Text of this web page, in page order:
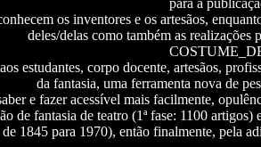
para a
os inventores e os artesãos,
deles/delas como também as realizações
estudantes, corpo docente, artesãos,
da fantasia, uma ferramenta nova de
e fazer acessível mais facilmente,
de fantasia de teatro (1ª fase: 1100
1845 para 1970), então finalmente, pela